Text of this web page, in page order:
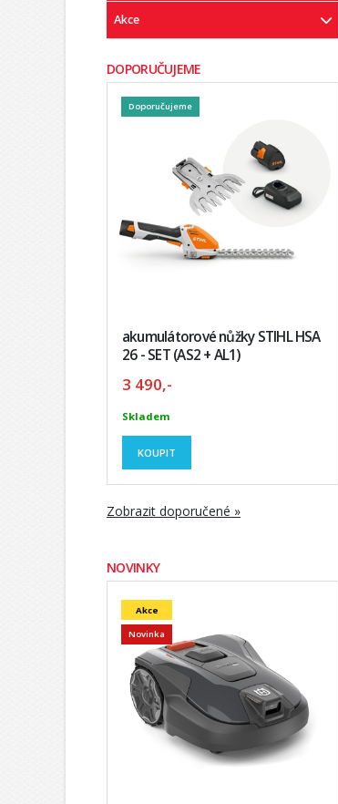
Akce
DOPORUČUJEME
Doporučujeme
akumulátorové nůžky STIHL HSA
26 - SET (AS2 + AL1)
3 490,-
Skladem
KOUPIT
Zobrazit doporučené »
NOVINKY
Akce
Novinka